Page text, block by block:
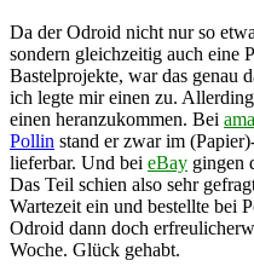
Da der Odroid nicht nur so
sondern gleichzeitig auch
Bastelprojekte, war das genau
ich legte mir einen zu.
einen heranzukommen. Bei
Pollin stand er zwar im
lieferbar. Und bei eBay gingen
Das Teil schien also sehr
Wartezeit ein und bestellte bei
Odroid dann doch
Woche. Glück gehabt.